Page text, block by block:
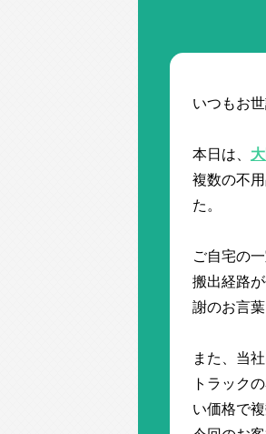
いつもお
本日は、
複数の不
た。
ご自宅の
搬出経路
謝のお言
また、当
トラック
い価格で